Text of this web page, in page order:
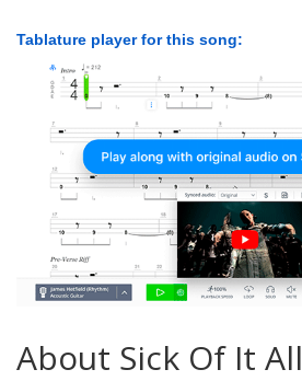
Tablature player for this song:
About Sick Of It All